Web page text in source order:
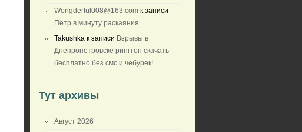
Wongderful008@163.com к записи
Пётр в минуту раскаяния
Takushka к записи Взрывы в
Днепропетровске рингтон скачать
бесплатно без смс и чебурек!
Тут архивы
Август 2026